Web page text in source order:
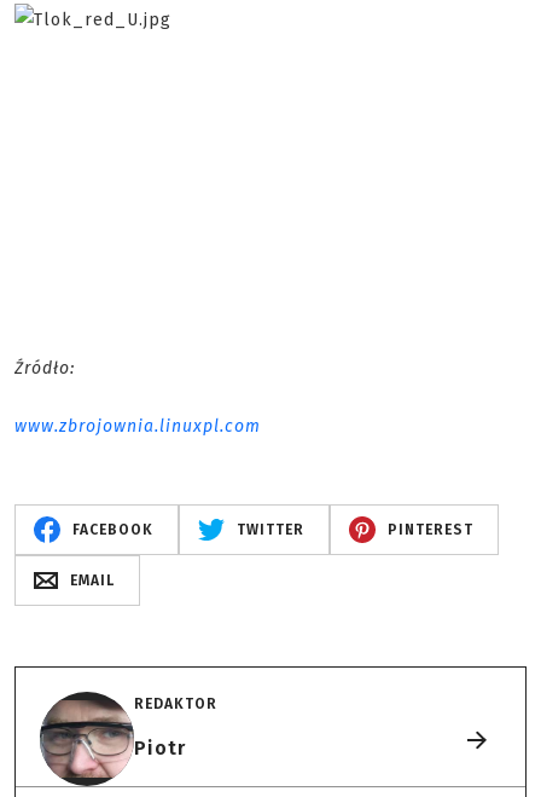
Źródło:
www.zbrojownia.linuxpl.com
FACEBOOK TWITTER PINTEREST
EMAIL
REDAKTOR
Piotr